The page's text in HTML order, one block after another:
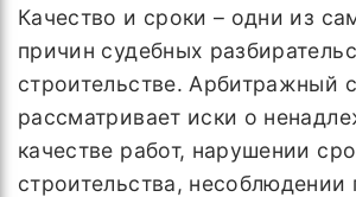
Качество и сроки – одни из
причин судебных
строительстве. Арбитражный
рассматривает иски о
качестве работ, нарушении
строительства, несоблюдении